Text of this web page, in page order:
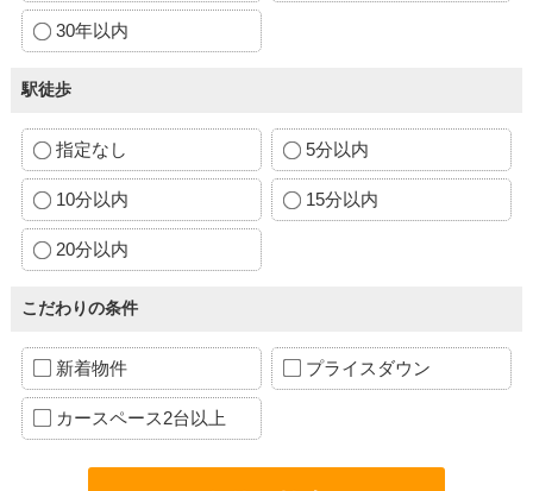
30年以内
駅徒歩
指定なし 5分以内
10分以内 15分以内
20分以内
こだわりの条件
新着物件 プライスダウン
カースペース2台以上